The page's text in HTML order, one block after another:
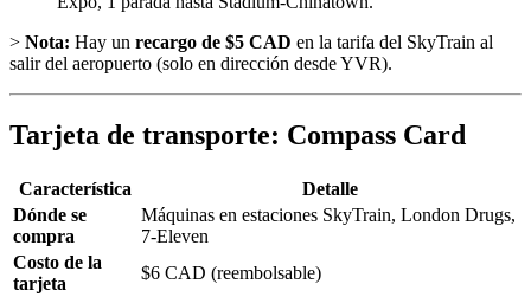
> Nota: Hay un recargo de $5 CAD en la tarifa del SkyTrain al
salir del aeropuerto (solo en dirección desde YVR).
Tarjeta de transporte: Compass Card
Característica
Detalle
Dónde se
compra
Máquinas en estaciones SkyTrain, London Drugs,
7-Eleven
Costo de la
tarjeta
$6 CAD (reembolsable)